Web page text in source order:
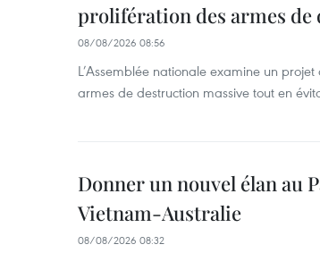
prolifération des armes
08/08/2026 08:56
L’Assemblée nationale examine un
armes de destruction massive tout en
Donner un nouvel élan au
Vietnam-Australie
08/08/2026 08:32